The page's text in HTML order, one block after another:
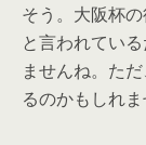
そう。大阪杯
と言われてい
ませんね。た
るのかもしれま